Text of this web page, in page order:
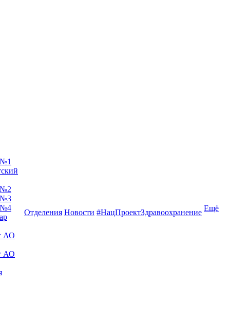
№2
№3
№4
АО
АО
Отделения Новости #НацПроектЗдравоохранение Ещё